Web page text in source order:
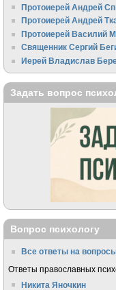
Протоиерей Андрей
Протоиерей Андрей
Протоиерей Василий
Священник Сергий
Иерей Владислав
Задать вопрос
Вопрос психологу
Все ответы на
Ответы православных
Никита Яночкин